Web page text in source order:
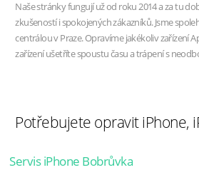
Naše stránky fungují už od roku 2014 a za tu
zkušeností i spokojených zákazníků. Jsme
centrálou v Praze. Opravíme jakékoliv zařízení
zařízení ušetříte spoustu času a trápení s
Potřebujete opravit iPhone,
Servis iPhone Bobrůvka